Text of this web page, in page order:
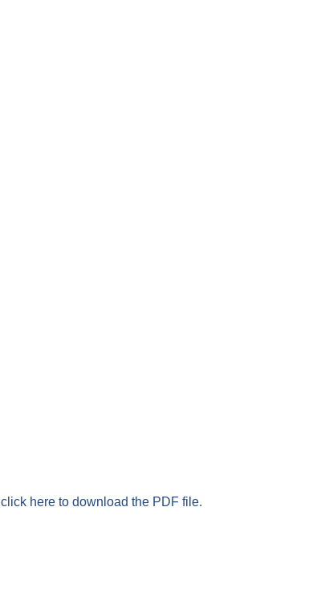
click here to download the PDF file.